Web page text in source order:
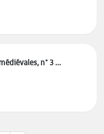
n° 3 ...